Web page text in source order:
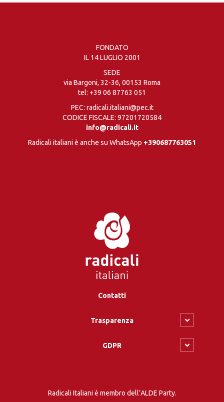
FONDATO
IL 14 LUGLIO 2001
SEDE
via Bargoni, 32-36, 00153 Roma
tel: +39 06 87763 051
PEC: radicali.italiani@pec.it
CODICE FISCALE: 97201720584
info@radicali.it
Radicali italiani è anche su WhatsApp +390687763051
Contatti
Trasparenza
GDPR
Radicali Italiani è membro dell’ALDE Party.